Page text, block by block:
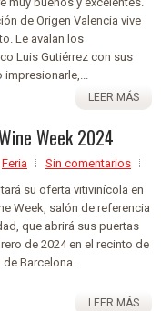
de Origen Valencia vive
Le avalan los
Luis Gutiérrez con sus
impresionarle,...
LEER MÁS
Week 2024
Feria
Sin comentarios
su oferta vitivinícola en
Week, salón de referencia
que abrirá sus puertas
de 2024 en el recinto de
Fira de Barcelona.
LEER MÁS